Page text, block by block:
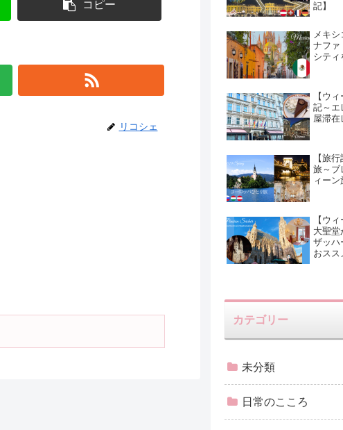
コピー
リコシェ
記】
メキ
ナファ
シティ
【ウ
記～エ
屋滞在
【旅
旅～ブ
ィー
【ウ
大聖堂
ザッハ
おスス
カテゴリー
未分類
日常のこころ